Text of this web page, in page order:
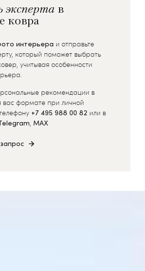
в
ковра
интерьера и отправьте
который поможет выбрать
учитывая особенности
рекомендации в
вас формате при личной
+7 495 988 00 82 или в
, MAX